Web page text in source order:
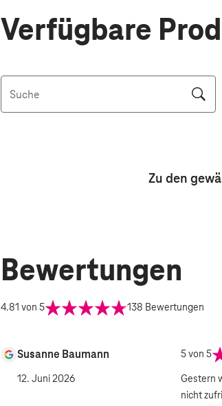
Verfügbare
Suche
Zu den
Bewertungen
4.81 von 5 138 Bewertungen
Susanne Baumann
12. Juni 2026
5von 5
Gestern
nicht